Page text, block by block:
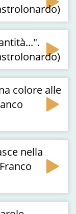
colore alle
nella